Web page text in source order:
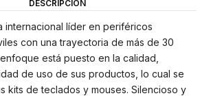
DESCRIPCIÓN
internacional líder en periféricos
con una trayectoria de más de 30
está puesto en la calidad,
de uso de sus productos, lo cual se
kits de teclados y mouses. Silencioso y